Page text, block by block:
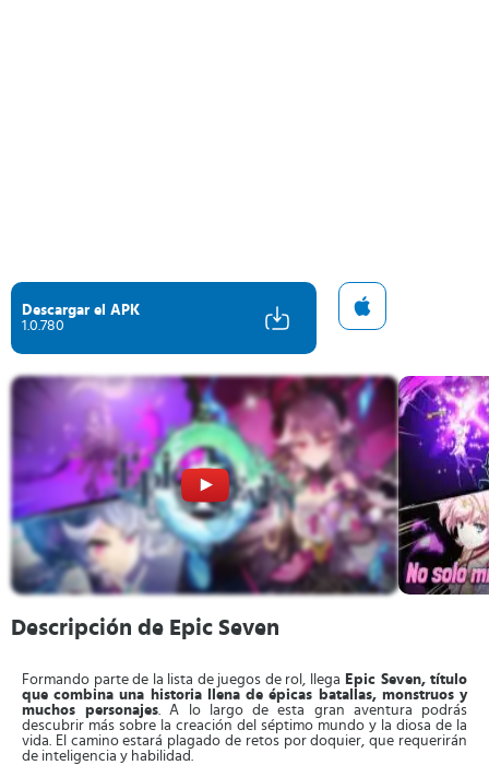
Descargar el APK
1.0.780
Descripción de Epic Seven
Formando parte de la lista de juegos de rol, llega Epic Seven, título
que combina una historia llena de épicas batallas, monstruos y
muchos personajes. A lo largo de esta gran aventura podrás
descubrir más sobre la creación del séptimo mundo y la diosa de la
vida. El camino estará plagado de retos por doquier, que requerirán
de inteligencia y habilidad.